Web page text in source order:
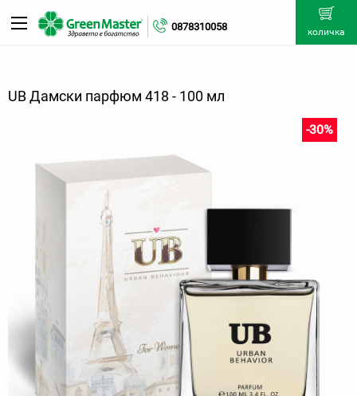
0878310058 количка
UB Дамски парфюм 418 - 100 мл
-30%